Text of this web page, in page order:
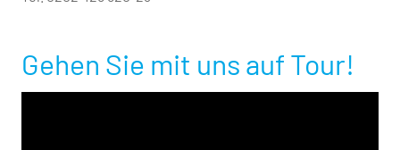
Gehen Sie mit uns auf Tour!